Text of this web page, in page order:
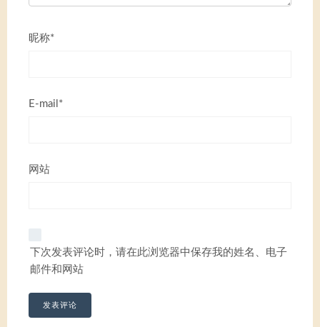
昵称*
E-mail*
网站
下次发表评论时，请在此浏览器中保存我的姓名、电子
邮件和网站